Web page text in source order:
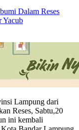
Lampung dari
Reses, Sabtu,20
ini kembali